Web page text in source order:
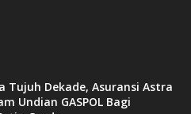
Tujuh Dekade, Asuransi Astra
Undian GASPOL Bagi